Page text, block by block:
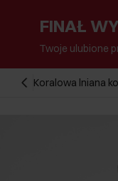
FINAŁ
Twoje ulubione
Koralowa lniana